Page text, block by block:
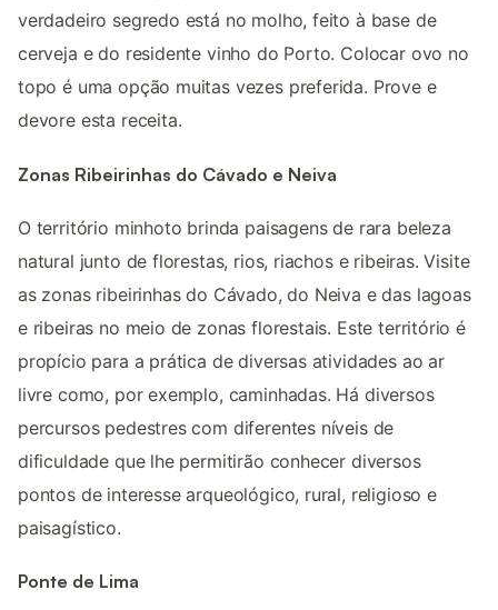
verdadeiro segredo está no molho, feito à base de
cerveja e do residente vinho do Porto. Colocar ovo no
topo é uma opção muitas vezes preferida. Prove e
devore esta receita.
Zonas Ribeirinhas do Cávado e Neiva
O território minhoto brinda paisagens de rara beleza
natural junto de florestas, rios, riachos e ribeiras. Visite
as zonas ribeirinhas do Cávado, do Neiva e das lagoas
e ribeiras no meio de zonas florestais. Este território é
propício para a prática de diversas atividades ao ar
livre como, por exemplo, caminhadas. Há diversos
percursos pedestres com diferentes níveis de
dificuldade que lhe permitirão conhecer diversos
pontos de interesse arqueológico, rural, religioso e
paisagístico.
Ponte de Lima